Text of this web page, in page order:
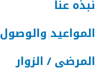
نبذه عنا
المواعيد والوصول
المرضى / الزوار